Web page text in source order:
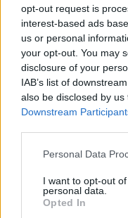
opt-out request is
interest-based ads
us or personal
your opt-out. You may
disclosure of your
IAB’s list of
also be disclosed by
Downstream
Please note that this
not limited to your visit
grant or deny consent
use your data for
Personal Data
I want to opt-out
personal data.
Opted In